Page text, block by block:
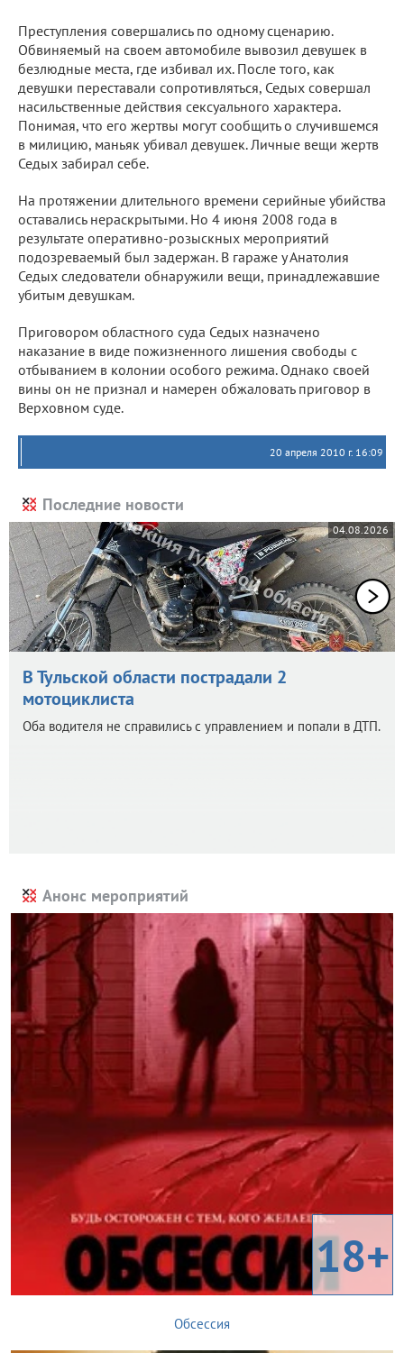
Преступления совершались по одному сценарию.
Обвиняемый на своем автомобиле вывозил девушек в
безлюдные места, где избивал их. После того, как
девушки переставали сопротивляться, Седых совершал
насильственные действия сексуального характера.
Понимая, что его жертвы могут сообщить о случившемся
в милицию, маньяк убивал девушек. Личные вещи жертв
Седых забирал себе.
На протяжении длительного времени серийные убийства
оставались нераскрытыми. Но 4 июня 2008 года в
результате оперативно-розыскных мероприятий
подозреваемый был задержан. В гараже у Анатолия
Седых следователи обнаружили вещи, принадлежавшие
убитым девушкам.
Приговором областного суда Седых назначено
наказание в виде пожизненного лишения свободы с
отбыванием в колонии особого режима. Однако своей
вины он не признал и намерен обжаловать приговор в
Верховном суде.
20 апреля 2010 г. 16:09
Последние новости
04.08.2026
В Тульской области пострадали 2
мотоциклиста
Оба водителя не справились с управлением и попали в ДТП.
Анонс мероприятий
18+
Обсессия